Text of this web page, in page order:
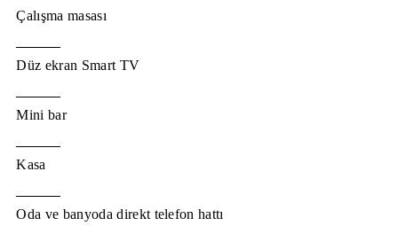
Çalışma masası
Düz ekran Smart TV
Mini bar
Kasa
Oda ve banyoda direkt telefon hattı